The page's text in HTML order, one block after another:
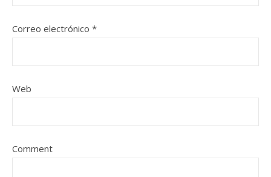
Correo electrónico *
Web
Comment